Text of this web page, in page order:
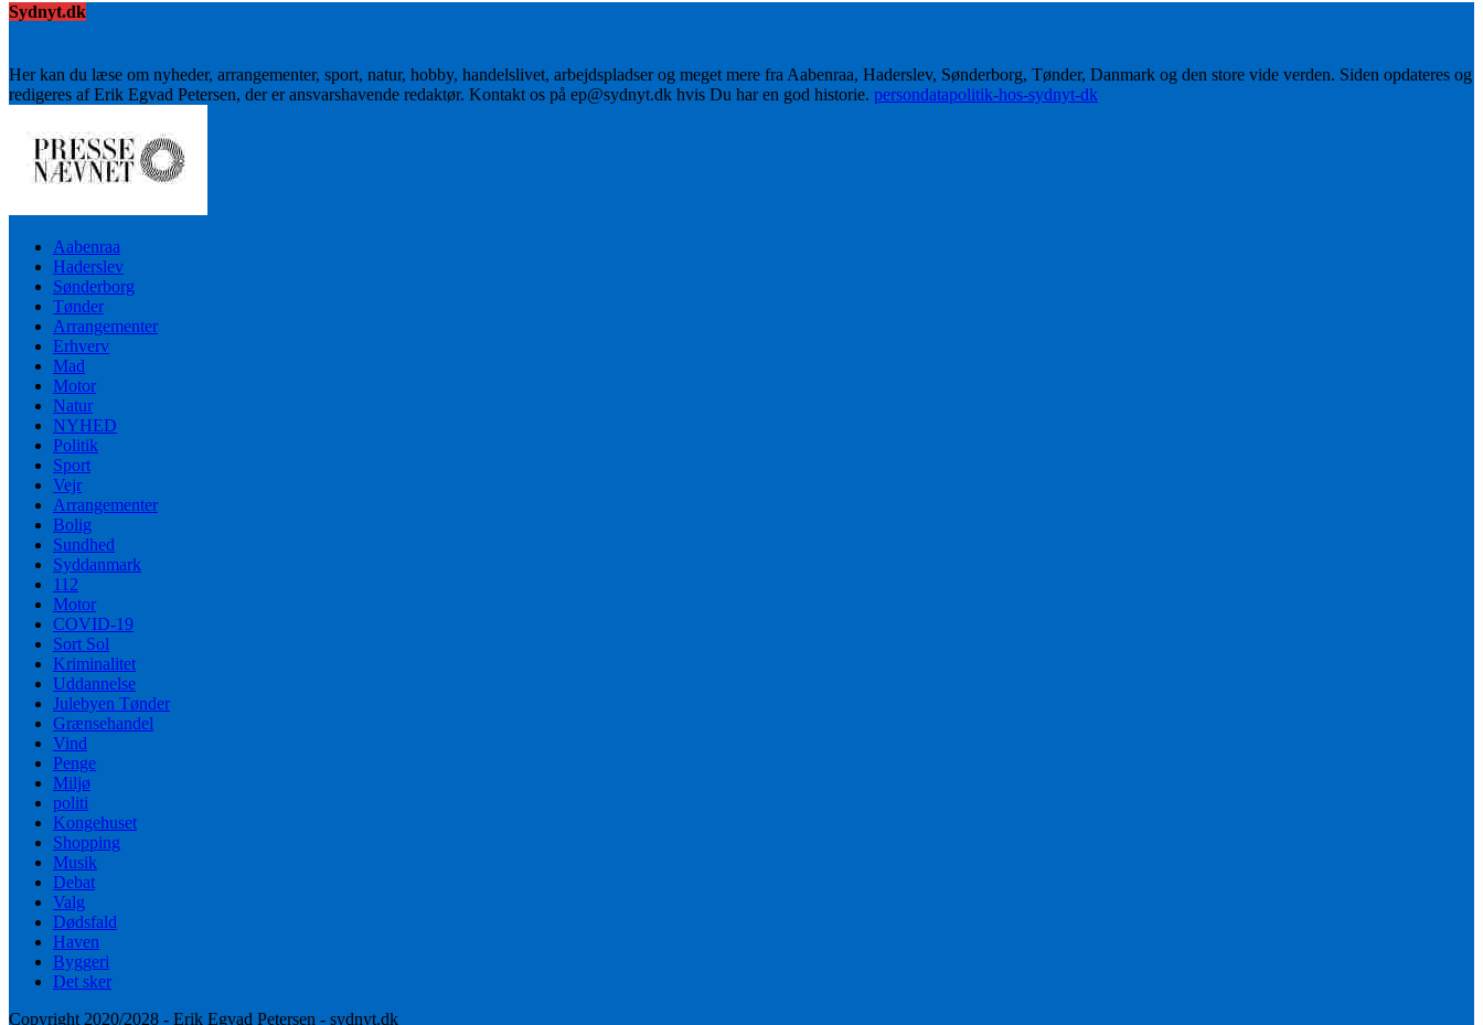
Sydnyt.dk
Her kan du læse om nyheder, arrangementer, sport, natur, hobby, handelslivet, arbejdspladser og meget mere fra Aabenraa, Haderslev, Sønderborg, Tønder, Danmark og den store vide verden. Siden opdateres og
redigeres af Erik Egvad Petersen, der er ansvarshavende redaktør. Kontakt os på ep@sydnyt.dk hvis Du har en god historie. persondatapolitik-hos-sydnyt-dk
Aabenraa
Haderslev
Sønderborg
Tønder
Arrangementer
Erhverv
Mad
Motor
Natur
NYHED
Politik
Sport
Vejr
Arrangementer
Bolig
Sundhed
Syddanmark
112
Motor
COVID-19
Sort Sol
Kriminalitet
Uddannelse
Julebyen Tønder
Grænsehandel
Vind
Penge
Miljø
politi
Kongehuset
Shopping
Musik
Debat
Valg
Dødsfald
Haven
Byggeri
Det sker
Copyright 2020/2028 - Erik Egvad Petersen - sydnyt.dk